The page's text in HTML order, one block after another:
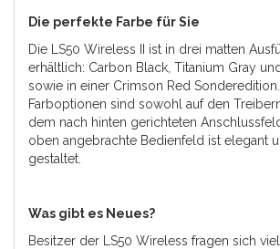
Die perfekte Farbe für Sie
Die LS50 Wireless II ist in drei matten
erhältlich: Carbon Black, Titanium Gray
sowie in einer Crimson Red
Farboptionen sind sowohl auf den
dem nach hinten gerichteten
oben angebrachte Bedienfeld ist elegant
gestaltet.
Was gibt es Neues?
Besitzer der LS50 Wireless fragen sich